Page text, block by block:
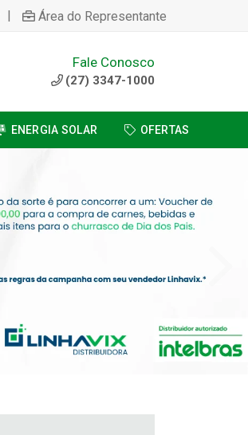
| Área do Representante
Fale Conosco
(27) 3347-1000
ENERGIA SOLAR OFERTAS